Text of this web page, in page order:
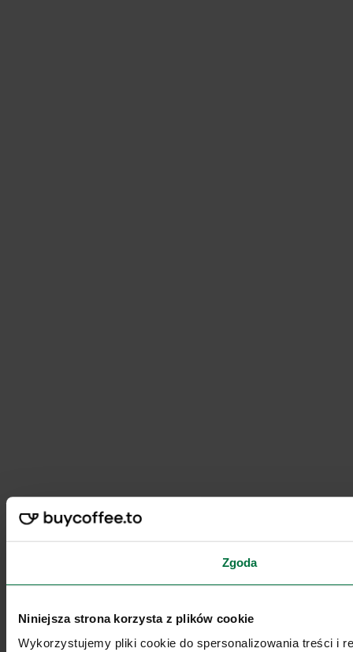
Zgoda
Niniejsza strona korzysta z plików cookie
Wykorzystujemy pliki cookie do spersonalizowania treści i